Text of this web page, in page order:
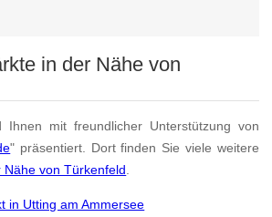
in der Nähe von
Ihnen mit freundlicher Unterstützung von
" präsentiert. Dort finden Sie viele weitere
von Türkenfeld
in Utting am Ammersee